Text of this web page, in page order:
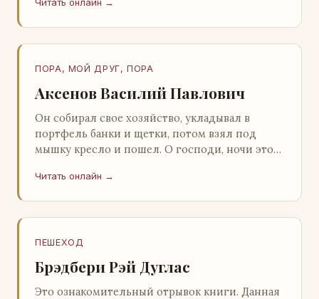
А. Алешин». …
ПОРА, МОЙ ДРУГ, ПОРА
Аксенов Василий Павлович
Он собирал свое хозяйство, укладывал в
портфель банки и щетки, потом взял под
мышку кресло и пошел. О господи, ночи этой
заставлял…
Читать онлайн →
ПЕШЕХОД
Брэдбери Рэй Дуглас
Это ознакомительный отрывок книги. Данная